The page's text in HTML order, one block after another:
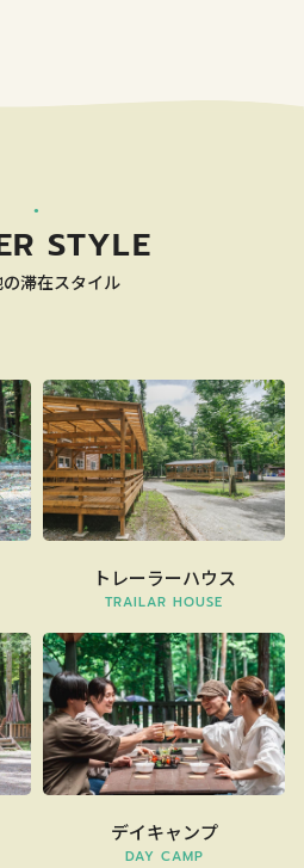
STYLE
滞在スタイル
トレーラーハウス
TRAILAR HOUSE
デイキャンプ
DAY CAMP